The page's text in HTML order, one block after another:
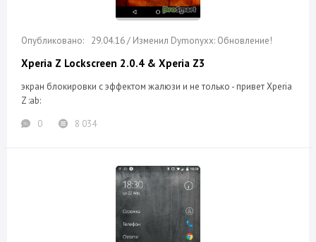
29.04.16 / Изменил Dymonyxx: Обновление!
Xperia Z Lockscreen 2.0.4 & Xperia Z3
экран блокировки с эффектом жалюзи и не только - привет Xperia
Z :ab:
0
8 034